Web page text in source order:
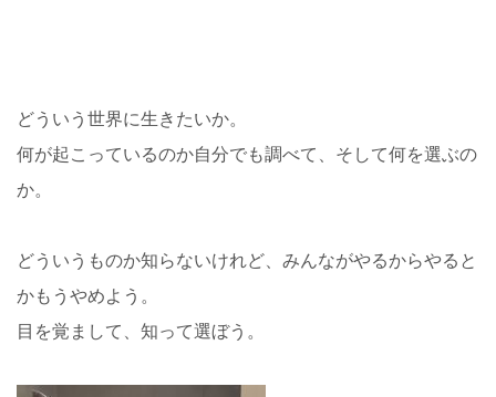
どういう世界に生きたいか。
何が起こっているのか自分でも調べて、そして何を選ぶの
か。
どういうものか知らないけれど、みんながやるからやると
かもうやめよう。
目を覚まして、知って選ぼう。